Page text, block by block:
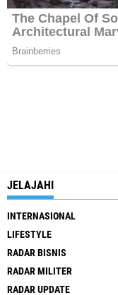
JELAJAHI
INTERNASIONAL
LIFESTYLE
RADAR BISNIS
RADAR MILITER
RADAR UPDATE